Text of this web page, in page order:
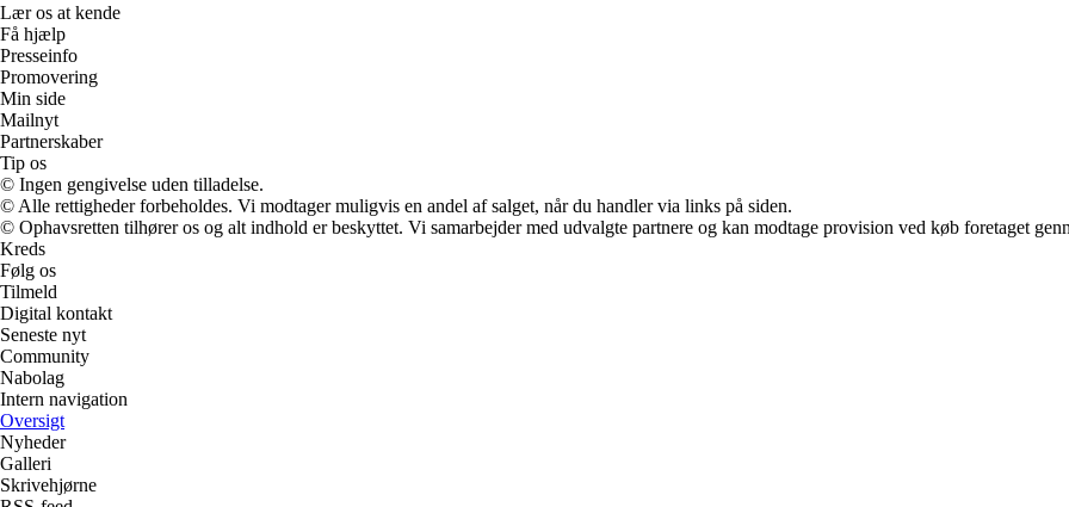
Lær os at kende
Få hjælp
Presseinfo
Promovering
Min side
Mailnyt
Partnerskaber
Tip os
© Ingen gengivelse uden tilladelse.
© Alle rettigheder forbeholdes. Vi modtager muligvis en andel af salget, når du handler via links på siden.
© Ophavsretten tilhører os og alt indhold er beskyttet. Vi samarbejder med udvalgte partnere og kan modtage provision ved køb foretaget
Kreds
Følg os
Tilmeld
Digital kontakt
Seneste nyt
Community
Nabolag
Intern navigation
Oversigt
Nyheder
Galleri
Skrivehjørne